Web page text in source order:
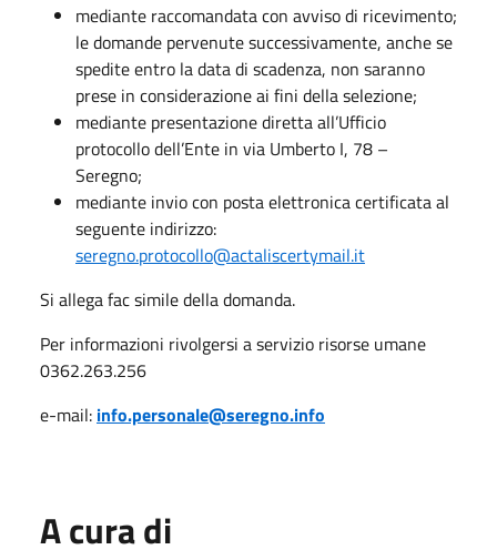
mediante raccomandata con avviso di ricevimento;
le domande pervenute successivamente, anche se
spedite entro la data di scadenza, non saranno
prese in considerazione ai fini della selezione;
mediante presentazione diretta all’Ufficio
protocollo dell’Ente in via Umberto I, 78 –
Seregno;
mediante invio con posta elettronica certificata al
seguente indirizzo:
seregno.protocollo@actaliscertymail.it
Si allega fac simile della domanda.
Per informazioni rivolgersi a servizio risorse umane
0362.263.256
e-mail: info.personale@seregno.info
A cura di